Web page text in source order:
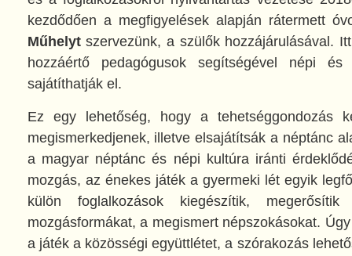
kezdődően a megfigyelések alapján rátermett
Műhelytszervezünk, a szülők hozzájárulásával.
hozzáértő pedagógusok segítségével népi
sajátíthatják el.
Ez egy lehetőség, hogy a tehetséggondozás
megismerkedjenek, illetve elsajátítsák a néptánc
a magyar néptánc és népi kultúra iránti
mozgás, az énekes játék a gyermeki lét egyik
külön foglalkozások kiegészítik,
mozgásformákat, a megismert népszokásokat.
a játék a közösségi együttlétet, a szórakozás